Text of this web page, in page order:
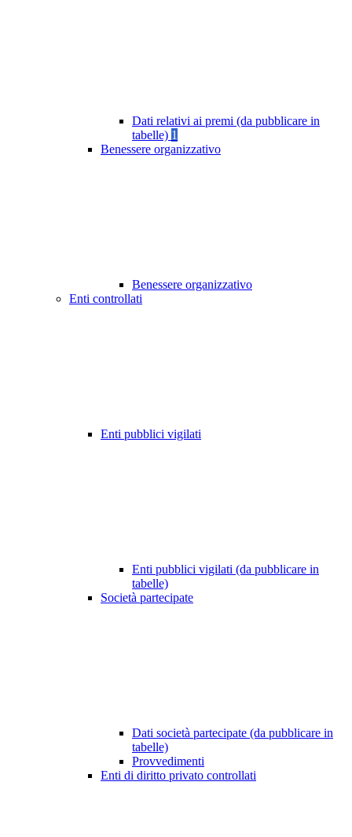
Dati relativi ai premi (da pubblicare in
tabelle) 1
Benessere organizzativo
Benessere organizzativo
Enti controllati
Enti pubblici vigilati
Enti pubblici vigilati (da pubblicare in
tabelle)
Società partecipate
Dati società partecipate (da pubblicare in
tabelle)
Provvedimenti
Enti di diritto privato controllati